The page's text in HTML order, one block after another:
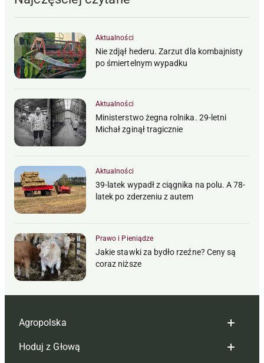
Aktualności
Nie zdjął hederu. Zarzut dla kombajnisty
po śmiertelnym wypadku
Aktualności
Ministerstwo żegna rolnika. 29-letni
Michał zginął tragicznie
Aktualności
39-latek wypadł z ciągnika na polu. A 78-
latek po zderzeniu z autem
Prawo i Pieniądze
Jakie stawki za bydło rzeźne? Ceny są
coraz niższe
Agropolska
Redakcja
Hoduj z Głową